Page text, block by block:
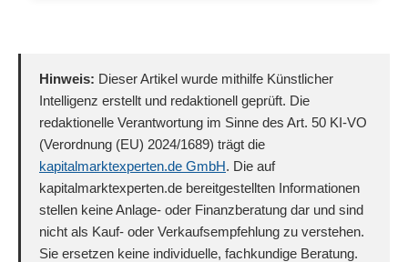
Hinweis: Dieser Artikel wurde mithilfe Künstlicher
Intelligenz erstellt und redaktionell geprüft. Die
redaktionelle Verantwortung im Sinne des Art. 50 KI-VO
(Verordnung (EU) 2024/1689) trägt die
kapitalmarktexperten.de GmbH. Die auf
kapitalmarktexperten.de bereitgestellten Informationen
stellen keine Anlage- oder Finanzberatung dar und sind
nicht als Kauf- oder Verkaufsempfehlung zu verstehen.
Sie ersetzen keine individuelle, fachkundige Beratung.